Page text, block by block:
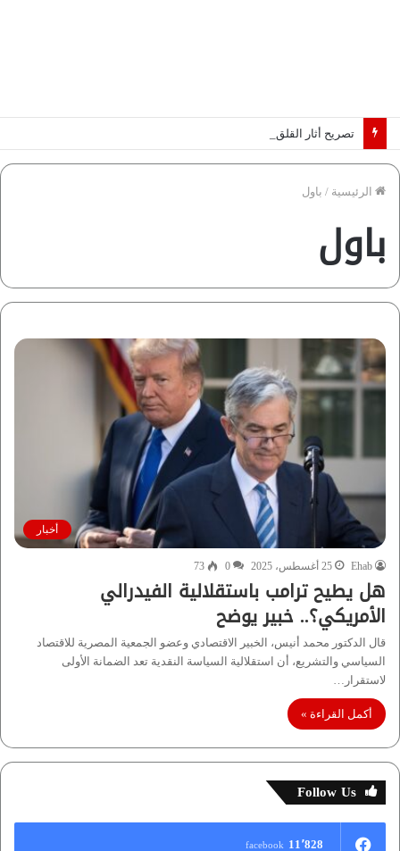
الرئيسية / باول
باول
أخبار
Ehab 25 أغسطس، 2025 0
73
هل يطيح ترامب باستقلالية الفيدرالي
الأمريكي؟.. خبير يوضح
قال الدكتور محمد أنيس، الخبير الاقتصادي وعضو الجمعية المصرية للاقتصاد
السياسي والتشريع، أن استقلالية السياسة النقدية تعد الضمانة الأولى
لاستقرار…
أكمل القراءة »
Follow Us
11٬828 facebook